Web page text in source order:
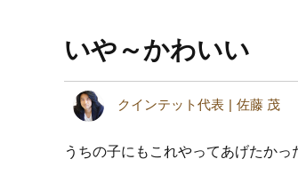
いや～かわいい
クインテット代表 佐藤 茂
うちの子にもこれやってあげたか